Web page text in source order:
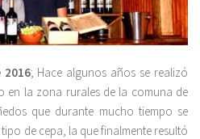
2016; Hace algunos años se realizó
en la zona rurales de la comuna de
que durante mucho tiempo se
de cepa, la que finalmente resultó